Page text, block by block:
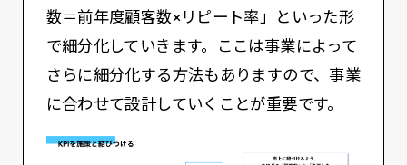
数＝前年度顧客数×リピート率」といった形
で細分化していきます。ここは事業によって
さらに細分化する方法もありますので、事業
に合わせて設計していくことが重要です。